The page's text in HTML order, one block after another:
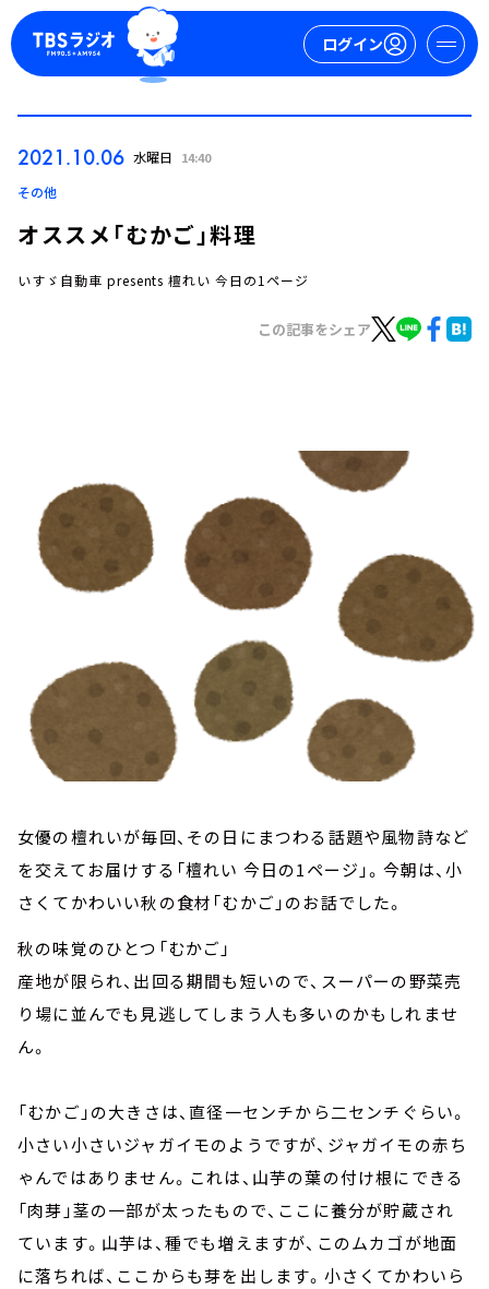
ログイン
お知らせ
イベント・グッズ
YouTube
会社情報
2021.10.06 水曜日 14:40
その他
オススメ「むかご」料理
いすゞ自動車 presents 檀れい 今日の1ページ
この記事をシェア
女優の檀れいが毎回、その日にまつわる話題や風物詩など
を交えてお届けする「檀れい 今日の1ページ」。 今朝は、小
さくてかわいい秋の食材「むかご」のお話でした。
秋の味覚のひとつ「むかご」
産地が限られ、出回る期間も短いので、スーパーの野菜売
り場に並んでも見逃してしまう人も多いのかもしれませ
ん。
「むかご」の大きさは、直径一センチから二センチぐらい。
小さい小さいジャガイモのようですが、ジャガイモの赤ち
ゃんではありません。これは、山芋の葉の付け根にできる
「肉芽」茎の一部が太ったもので、ここに養分が貯蔵され
ています。山芋は、種でも増えますが、このムカゴが地面
に落ちれば、ここからも芽を出します。小さくてかわいら